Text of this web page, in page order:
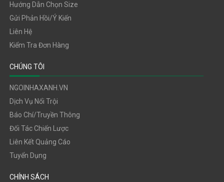
Hướng Dẫn Chọn Size
Gửi Phản Hồi/ý Kiến
Liên Hệ
Kiểm Tra Đơn Hàng
CHÚNG TÔI
NGOINHAXANH.VN
Dịch Vụ Nổi Trội
Báo Chí/truyền Thông
Đối Tác Chiến Lược
Liên Kết Quảng Cáo
Tuyển Dụng
CHÍNH SÁCH